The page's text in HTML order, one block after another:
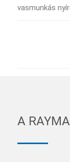
vasmunkás
A